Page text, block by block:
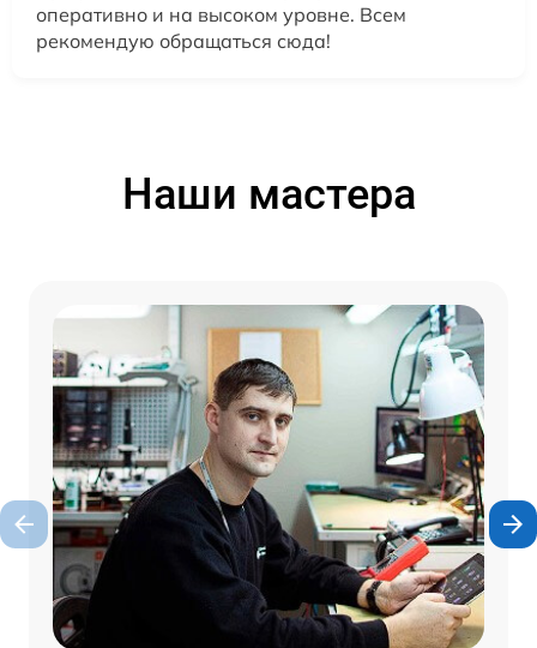
оперативно и на высоком уровне. Всем
рекомендую обращаться сюда!
Наши мастера